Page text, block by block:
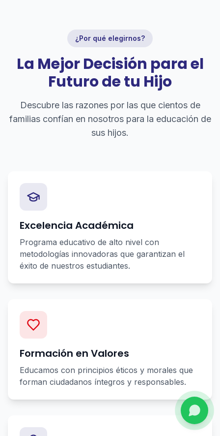
¿Por qué elegirnos?
La Mejor Decisión para el
Futuro de tu Hijo
Descubre las razones por las que cientos de
familias confían en nosotros para la educación de
sus hijos.
Excelencia Académica
Programa educativo de alto nivel con
metodologías innovadoras que garantizan el
éxito de nuestros estudiantes.
Formación en Valores
Educamos con principios éticos y morales que
forman ciudadanos íntegros y responsables.